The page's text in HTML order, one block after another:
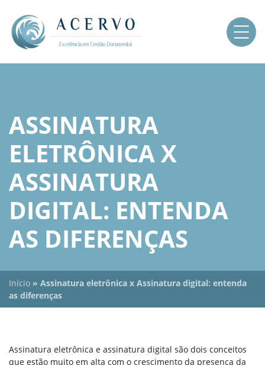
ASSINATURA
ELETRÔNICA X
ASSINATURA
DIGITAL: ENTENDA
AS DIFERENÇAS
Início » Assinatura eletrônica x Assinatura digital: entenda
as diferenças
Assinatura eletrônica e assinatura digital são dois conceitos
que estão muito em alta com o crescimento da presença da